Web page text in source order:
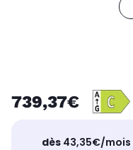
739,37€
dès 43,35€/mois